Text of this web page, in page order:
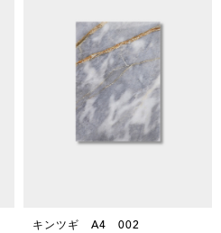
キンツギ A4 002